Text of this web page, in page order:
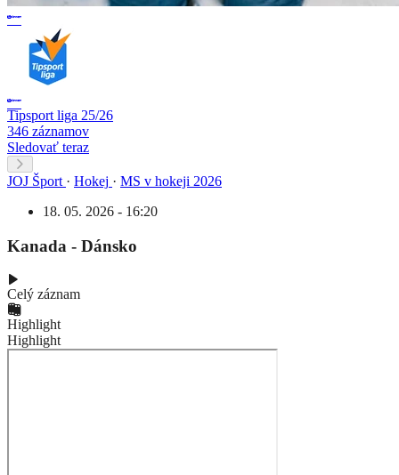
Tipsport liga 25/26
346 záznamov
Sledovať teraz
JOJ Šport · Hokej · MS v hokeji 2026
18. 05. 2026 - 16:20
Kanada - Dánsko
Celý záznam
Highlight
Highlight